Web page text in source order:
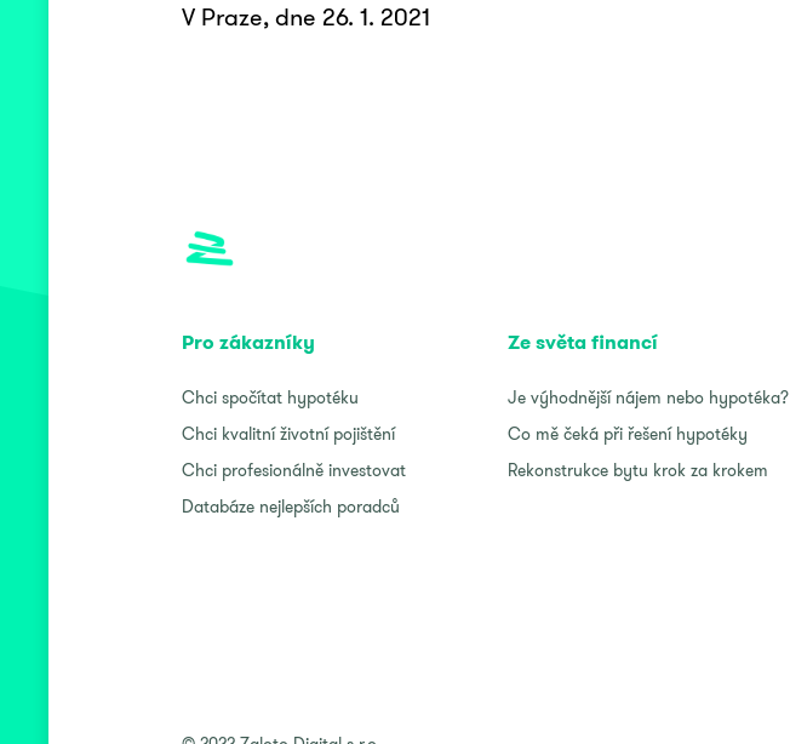
V Praze, dne 26. 1. 2021
Pro zákazníky
Chci spočítat hypotéku
Chci kvalitní životní pojištění
Chci profesionálně investovat
Databáze nejlepších poradců
Ze světa financí
Je výhodnější nájem nebo hypotéka?
Co mě čeká při řešení hypotéky
Rekonstrukce bytu krok za krokem